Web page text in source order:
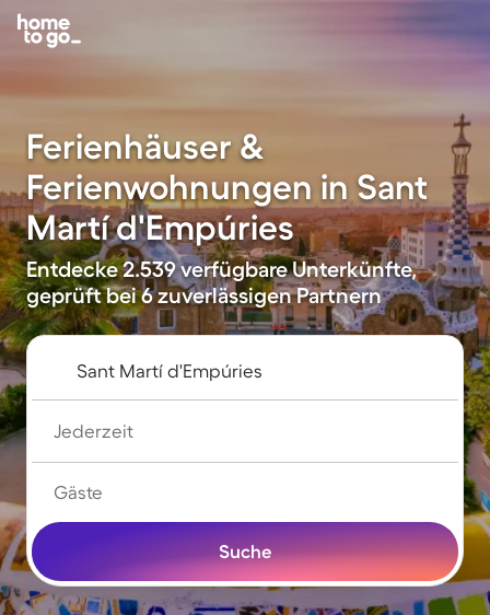
Ferienhäuser &
Ferienwohnungen in Sant
Martí d'Empúries
Entdecke 2.539 verfügbare Unterkünfte,
geprüft bei 6 zuverlässigen Partnern
Jederzeit
Gäste
Suche